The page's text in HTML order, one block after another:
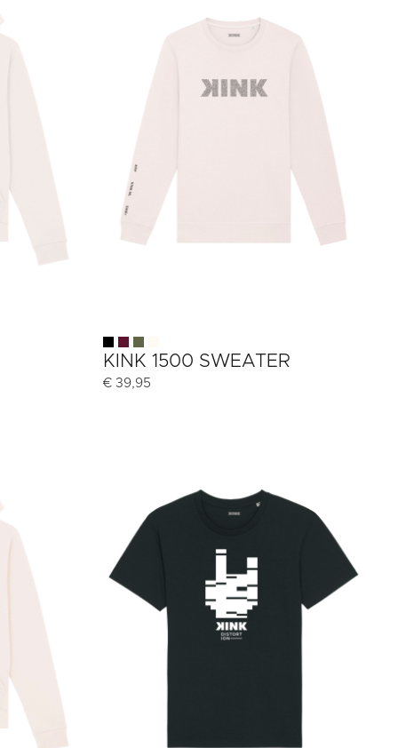
KINK 1500 SWEATER
€39,95